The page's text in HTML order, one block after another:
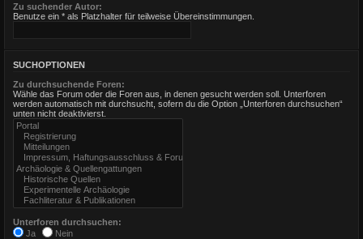
Zu suchender Autor:
Benutze ein * als Platzhalter für teilweise Übereinstimmungen.
SUCHOPTIONEN
Zu durchsuchende Foren:
Wähle das Forum oder die Foren aus, in denen gesucht werden soll. Unterforen
werden automatisch mit durchsucht, sofern du die Option „Unterforen durchsuchen“
unten nicht deaktivierst.
Unterforen durchsuchen:
Ja
Nein